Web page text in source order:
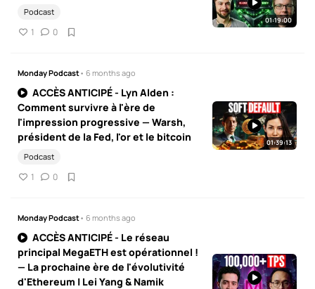
Podcast
1 0
01:19:00
Monday Podcast• 6 months ago
ACCÈS ANTICIPÉ - Lyn Alden :
Comment survivre à l'ère de
l'impression progressive — Warsh,
président de la Fed, l'or et le bitcoin
Podcast
1 0
01:39:13
Monday Podcast• 6 months ago
ACCÈS ANTICIPÉ - Le réseau
principal MegaETH est opérationnel !
— La prochaine ère de l'évolutivité
d'Ethereum | Lei Yang & Namik